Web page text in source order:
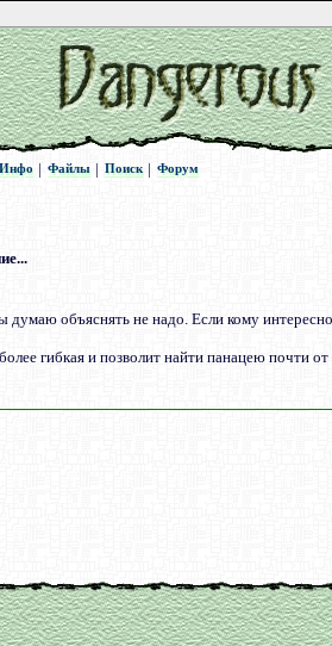
Инфо
Инфо | Файлы
Файлы | Поиск
Поиск| Форум
Форум
объяснять не надо. Если кому
гибкая и позволит найти панацею почти